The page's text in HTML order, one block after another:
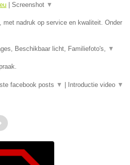
Screenshot ▼
met nadruk op service en kwaliteit. Onder
Beschikbaar licht, Familiefoto's, ▼
facebook posts ▼ Introductie video ▼